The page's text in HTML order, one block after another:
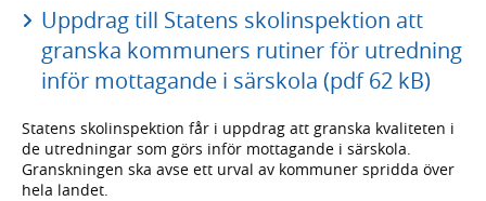
Uppdrag till Statens skolinspektion att
granska kommuners rutiner för utredning
inför mottagande i särskola (pdf 62 kB)
Statens skolinspektion får i uppdrag att granska kvaliteten i
de utredningar som görs inför mottagande i särskola.
Granskningen ska avse ett urval av kommuner spridda över
hela landet.